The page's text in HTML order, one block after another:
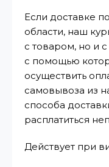
Если доставке
области, наш
с товаром, но и
с помощью
осуществить
самовывоза из
способа
расплатиться
Действует при